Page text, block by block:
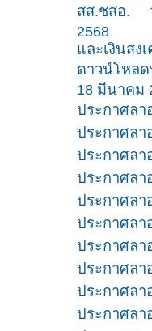
สส.ชสอ. ว
2568
และเงินสง
ดาวน์โหล
18 มีนาคม
ประกาศลา
ประกาศลา
ประกาศลา
ประกาศลา
ประกาศลา
ประกาศลา
ประกาศลา
ประกาศลา
ประกาศลา
ประกาศลา